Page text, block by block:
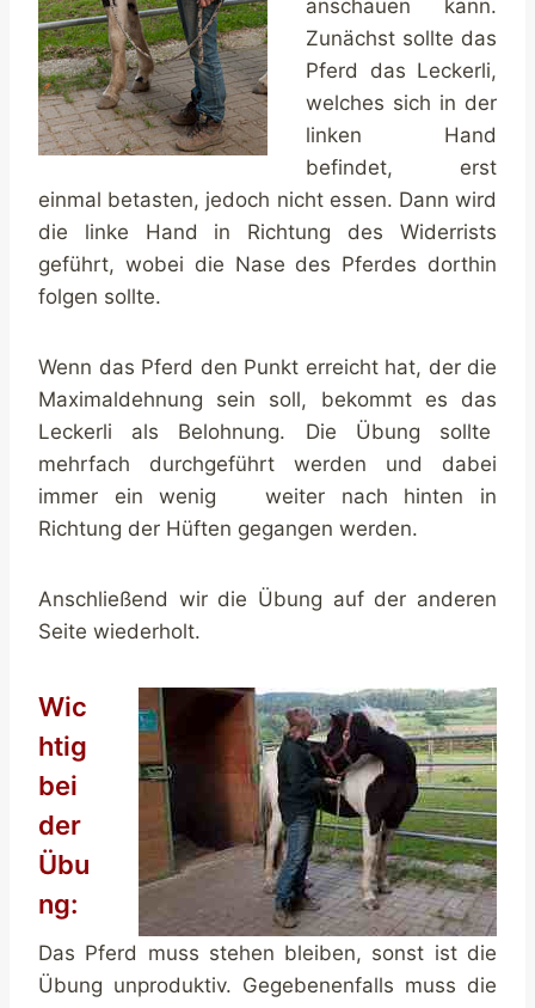
anschauen kann.
Zunächst sollte das
Pferd das Leckerli,
welches sich in der
linken Hand
befindet, erst
einmal betasten, jedoch nicht essen. Dann wird
die linke Hand in Richtung des Widerrists
geführt, wobei die Nase des Pferdes dorthin
folgen sollte.
Wenn das Pferd den Punkt erreicht hat, der die
Maximaldehnung sein soll, bekommt es das
Leckerli als Belohnung. Die Übung sollte
mehrfach durchgeführt werden und dabei
immer ein wenig weiter nach hinten in
Richtung der Hüften gegangen werden.
Anschließend wir die Übung auf der anderen
Seite wiederholt.
Wic
htig
bei
der
Übu
ng:
Das Pferd muss stehen bleiben, sonst ist die
Übung unproduktiv. Gegebenenfalls muss die